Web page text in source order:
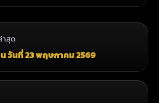
าสุด
วันที่ 23 พฤษภาคม 2569